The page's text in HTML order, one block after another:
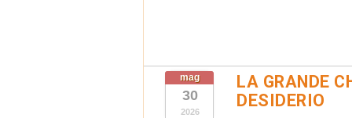
mag
30
2026
LA GRANDE
DESIDERIO